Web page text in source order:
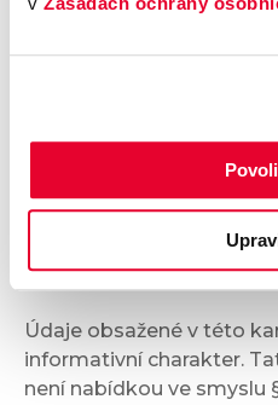
Komfort
Údaje obsažené v této
informativní charakter.
není nabídkou ve smyslu §